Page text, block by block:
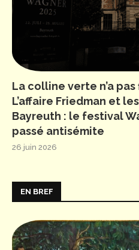
La colline verte n’a
L’affaire Friedman et
Bayreuth : le festival
passé antisémite
26 juin 2026
EN BREF